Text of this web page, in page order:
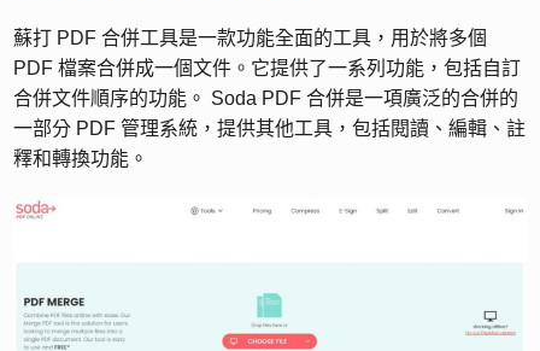
蘇打 PDF 合併工具是一款功能全面的工具，用於將多個
PDF 檔案合併成一個文件。它提供了一系列功能，包括自訂
合併文件順序的功能。 Soda PDF 合併是一項廣泛的合併的
一部分 PDF 管理系統，提供其他工具，包括閱讀、編輯、註
釋和轉換功能。